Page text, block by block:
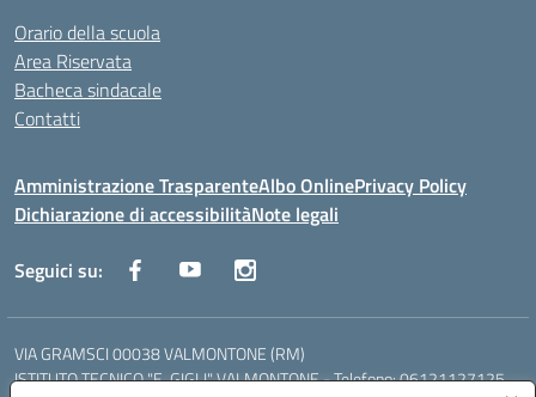
Orario della scuola
Area Riservata
Bacheca sindacale
Contatti
Amministrazione TrasparenteAlbo OnlinePrivacy Policy
Dichiarazione di accessibilitàNote legali
Seguici su:
VIA GRAMSCI 00038 VALMONTONE (RM)
ISTITUTO TECNICO "E. GIGLI" VALMONTONE - Telefono: 06121127125